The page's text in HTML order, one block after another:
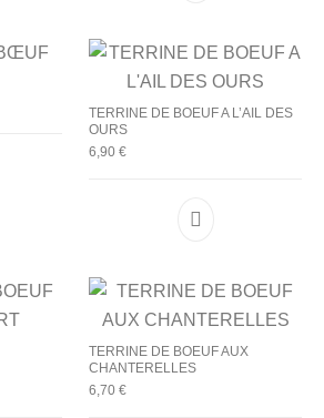
TERRINE DE BOEUF A L’AIL DES
OURS
6,90 €
TERRINE DE BOEUF AUX
CHANTERELLES
6,70 €